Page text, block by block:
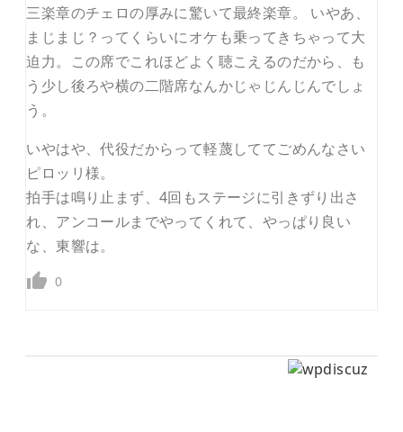
三楽章のチェロの厚みに驚いて最終楽章。 いやあ、
まじまじ？ってくらいにオケも乗ってきちゃって大
迫力。この席でこれほどよく聴こえるのだから、も
う少し後ろや横の二階席なんかじゃじんじんでしょ
う。
いやはや、代役だからって軽蔑しててごめんなさい
ピロッリ様。
拍手は鳴り止まず、4回もステージに引きずり出さ
れ、アンコールまでやってくれて、やっぱり良い
な、東響は。
0